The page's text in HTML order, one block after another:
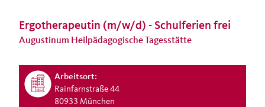
Ergotherapeutin (m/w/d) - Schulferien frei
Augustinum Heilpädagogische Tagesstätte
Arbeitsort:
Rainfarnstraße 44
80933 München